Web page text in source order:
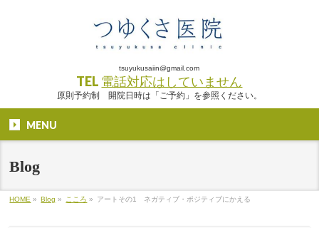
tsuyukusaiin@gmail.com
TEL 電話対応はしていません
原則予約制 開院日時は「ご予約」を参照ください。
MENU
Blog
HOME » Blog » こころ » アートその1 ネガティブ・ポジティブにかえる